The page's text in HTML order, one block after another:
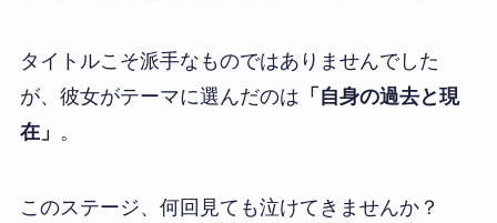
タイトルこそ派手なものではありませんでした
が、彼女がテーマに選んだのは 「自身の過去と現
在」 。
このステージ、何回見ても泣けてきませんか？